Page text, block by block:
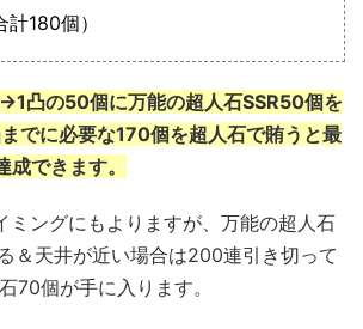
180個）
凸の50個に万能の超人石SSR50個を
でに必要な170個を超人石で賄うと最
できます。
ミングにもよりますが、万能の超人石
＆天井が近い場合は200連引き切って
70個が手に入ります。